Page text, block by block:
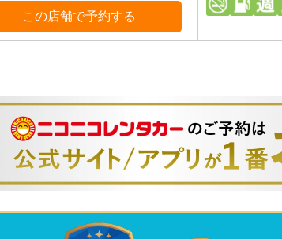
この店舗で予約する